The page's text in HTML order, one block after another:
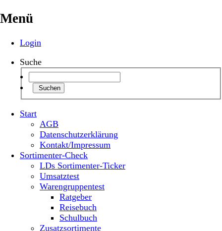
Menü
Login
Suche
Suchen
Start
AGB
Datenschutzerklärung
Kontakt/Impressum
Sortimenter-Check
LDs Sortimenter-Ticker
Umsatztest
Warengruppentest
Ratgeber
Reisebuch
Schulbuch
Zusatzsortimente